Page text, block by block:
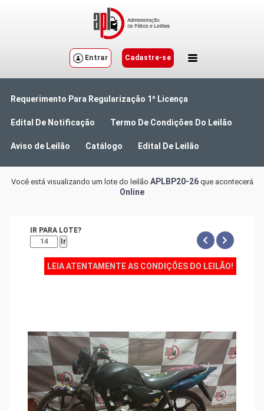
Entrar Cadastre-se
Requerimento Para Regularização 1º Licença
Edital De Notificação Termo De Condições Do Leilão
Aviso de Leilão Catálogo Edital De Leilão
Você está visualizando um lote do leilão APLBP20-26que acontecerá
Online
IR PARA LOTE?
Ir
LEIA ATENTAMENTE AS CONDIÇÕES DO LEILÃO!